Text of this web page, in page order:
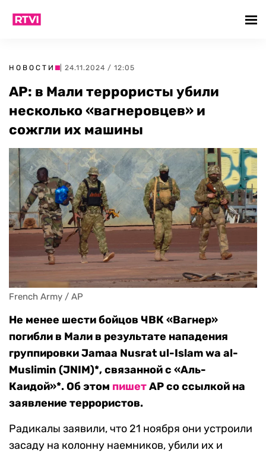
НОВОСТИ | 24.11.2024 / 12:05
AP: в Мали террористы убили
несколько «вагнеровцев» и
сожгли их машины
French Army / AP
Не менее шести бойцов ЧВК «Вагнер»
погибли в Мали в результате нападения
группировки Jamaa Nusrat ul-Islam wa al-
Muslimin (JNIM)*, связанной с «Аль-
Каидой»*. Об этом пишетAP со ссылкой на
заявление террористов.
Радикалы заявили, что 21 ноября они устроили
засаду на колонну наемников, убили их и